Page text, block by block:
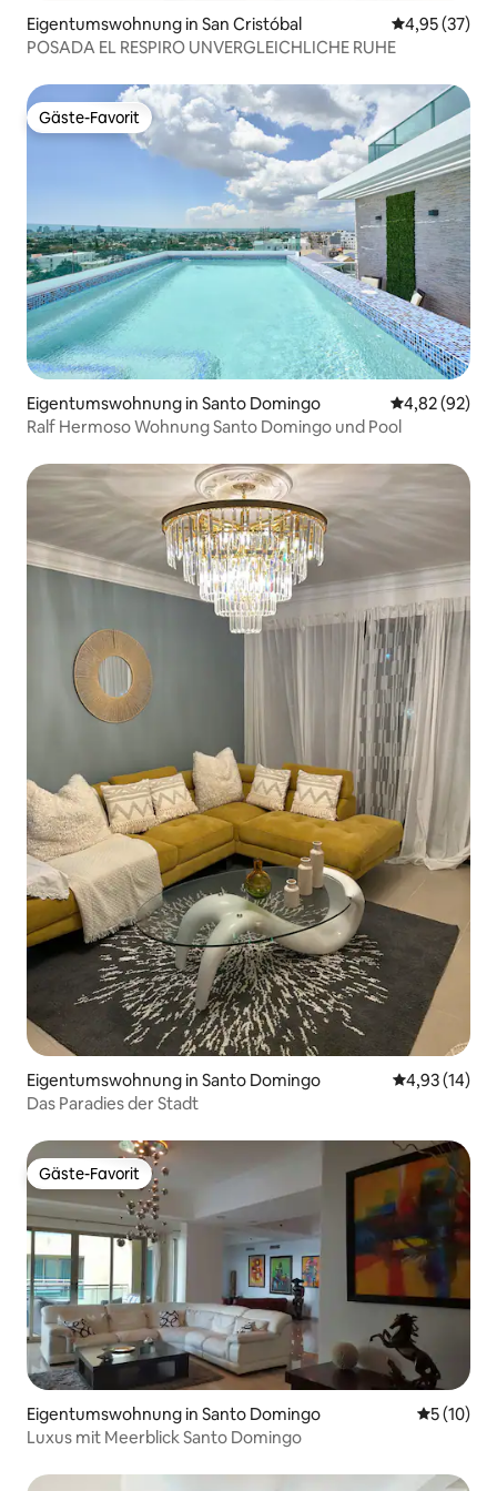
Eigentumswohnung in San Cristóbal
4,95 (37)
POSADA EL RESPIRO UNVERGLEICHLICHE RUHE
Gäste-Favorit
Gäste-Favorit
Eigentumswohnung in Santo Domingo
4,82 (92)
Ralf Hermoso Wohnung Santo Domingo und Pool
Eigentumswohnung in Santo Domingo
4,93 (14)
Das Paradies der Stadt
Gäste-Favorit
Gäste-Favorit
Eigentumswohnung in Santo Domingo
5 (10)
Luxus mit Meerblick Santo Domingo